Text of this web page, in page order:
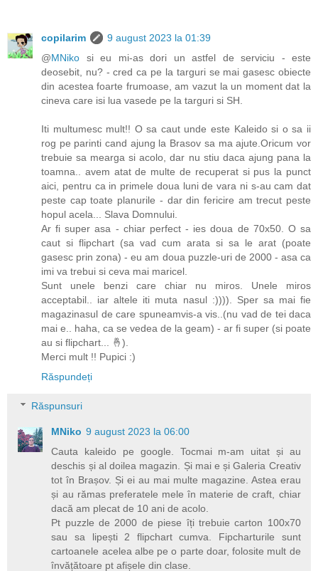
copilarim
9 august 2023 la 01:39
@MNiko si eu mi-as dori un astfel de serviciu - este
deosebit, nu? - cred ca pe la targuri se mai gasesc obiecte
din acestea foarte frumoase, am vazut la un moment dat la
cineva care isi lua vasede pe la targuri si SH.
Iti multumesc mult!! O sa caut unde este Kaleido si o sa ii
rog pe parinti cand ajung la Brasov sa ma ajute.Oricum vor
trebuie sa mearga si acolo, dar nu stiu daca ajung pana la
toamna.. avem atat de multe de recuperat si pus la punct
aici, pentru ca in primele doua luni de vara ni s-au cam dat
peste cap toate planurile - dar din fericire am trecut peste
hopul acela... Slava Domnului.
Ar fi super asa - chiar perfect - ies doua de 70x50. O sa
caut si flipchart (sa vad cum arata si sa le arat (poate
gasesc prin zona) - eu am doua puzzle-uri de 2000 - asa ca
imi va trebui si ceva mai maricel.
Sunt unele benzi care chiar nu miros. Unele miros
acceptabil.. iar altele iti muta nasul :)))). Sper sa mai fie
magazinasul de care spuneamvis-a vis..(nu vad de tei daca
mai e.. haha, ca se vedea de la geam) - ar fi super (si poate
au si flipchart... 🤞).
Merci mult !! Pupici :)
Răspundeți
Răspunsuri
MNiko 9 august 2023 la 06:00
Cauta kaleido pe google. Tocmai m-am uitat și au
deschis și al doilea magazin. Și mai e și Galeria Creativ
tot în Brașov. Și ei au mai multe magazine. Astea erau
și au rămas preferatele mele în materie de craft, chiar
dacă am plecat de 10 ani de acolo.
Pt puzzle de 2000 de piese îți trebuie carton 100x70
sau sa lipești 2 flipchart cumva. Fipcharturile sunt
cartoanele acelea albe pe o parte doar, folosite mult de
învățătoare pt afișele din clase.